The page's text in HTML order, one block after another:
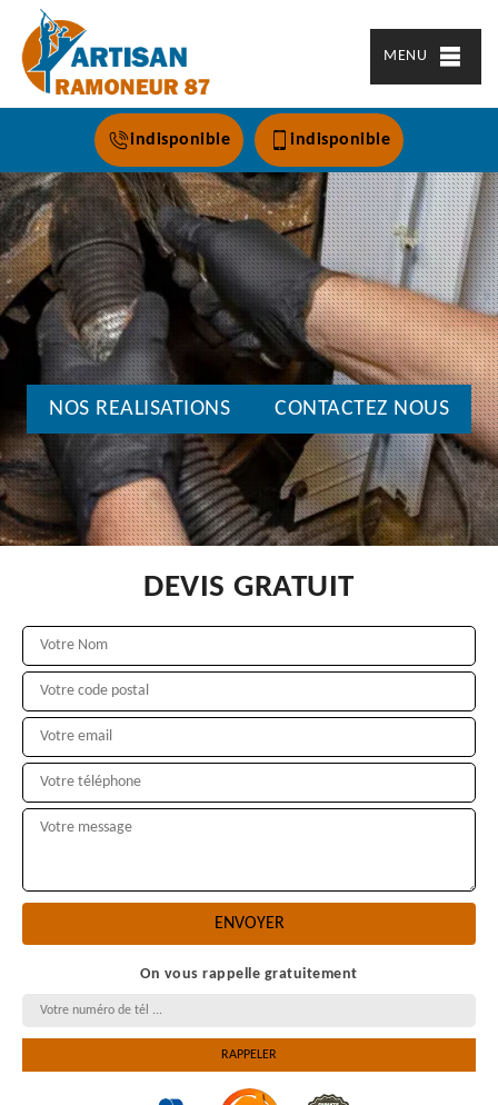
MENU
indisponible indisponible
NOS REALISATIONS CONTACTEZ NOUS
DEVIS GRATUIT
On vous rappelle gratuitement